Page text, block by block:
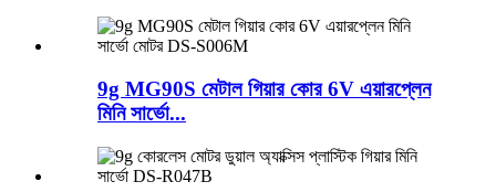
9g MG90S মেটাল গিয়ার কোর 6V এয়ারপ্লেন
মিনি সার্ভো...